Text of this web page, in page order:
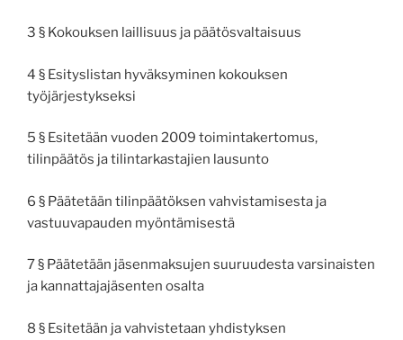
3 § Kokouksen laillisuus ja päätösvaltaisuus
4 § Esityslistan hyväksyminen kokouksen
työjärjestykseksi
5 § Esitetään vuoden 2009 toimintakertomus,
tilinpäätös ja tilintarkastajien lausunto
6 § Päätetään tilinpäätöksen vahvistamisesta ja
vastuuvapauden myöntämisestä
7 § Päätetään jäsenmaksujen suuruudesta varsinaisten
ja kannattajajäsenten osalta
8 § Esitetään ja vahvistetaan yhdistyksen